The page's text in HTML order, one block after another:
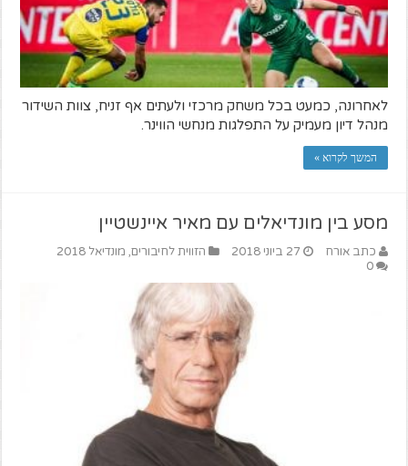
לאחרונה, כמעט בכל משחק מרכזי ולעתים אף זניח, צוות השידור
מנהל דיון מעמיק על התפלגות מנחשי הווינר.
המשך לקרוא »
מסע בין מונדיאלים עם מאיר איינשטיין
כתב אורח 27 ביוני 2018 הזווית לחיבורים, מונדיאל 2018
0